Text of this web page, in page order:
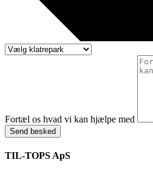
Fortæl os hvad vi kan hjælpe med
Send besked
TIL-TOPS ApS